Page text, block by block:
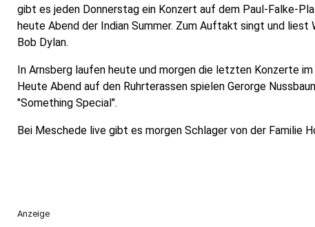
gibt es jeden Donnerstag ein Konzert auf dem Paul-Falke-
heute Abend der Indian Summer. Zum Auftakt singt und
Bob Dylan.
In Arnsberg laufen heute und morgen die letzten Konzerte
Heute Abend auf den Ruhrterassen spielen Gerorge
"Something Special".
Bei Meschede live gibt es morgen Schlager von der Familie
Anzeige